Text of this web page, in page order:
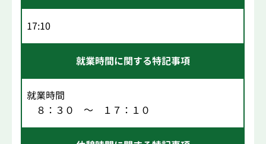
17:10
就業時間に関する特記事項
就業時間
８：３０ ～ １７：１０